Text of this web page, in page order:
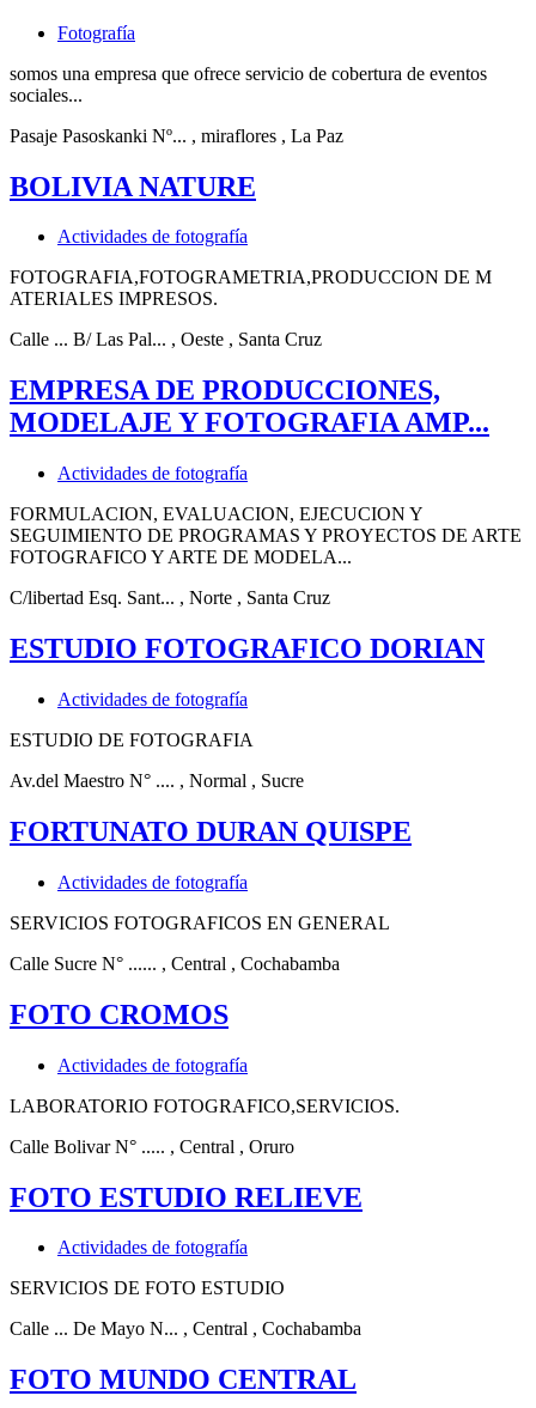
Fotografía
somos una empresa que ofrece servicio de cobertura de eventos
sociales...
Pasaje Pasoskanki Nº... , miraflores , La Paz
BOLIVIA NATURE
Actividades de fotografía
FOTOGRAFIA,FOTOGRAMETRIA,PRODUCCION DE M
ATERIALES IMPRESOS.
Calle ... B/ Las Pal... , Oeste , Santa Cruz
EMPRESA DE PRODUCCIONES,
MODELAJE Y FOTOGRAFIA AMP...
Actividades de fotografía
FORMULACION, EVALUACION, EJECUCION Y
SEGUIMIENTO DE PROGRAMAS Y PROYECTOS DE ARTE
FOTOGRAFICO Y ARTE DE MODELA...
C/libertad Esq. Sant... , Norte , Santa Cruz
ESTUDIO FOTOGRAFICO DORIAN
Actividades de fotografía
ESTUDIO DE FOTOGRAFIA
Av.del Maestro N° .... , Normal , Sucre
FORTUNATO DURAN QUISPE
Actividades de fotografía
SERVICIOS FOTOGRAFICOS EN GENERAL
Calle Sucre N° ...... , Central , Cochabamba
FOTO CROMOS
Actividades de fotografía
LABORATORIO FOTOGRAFICO,SERVICIOS.
Calle Bolivar N° ..... , Central , Oruro
FOTO ESTUDIO RELIEVE
Actividades de fotografía
SERVICIOS DE FOTO ESTUDIO
Calle ... De Mayo N... , Central , Cochabamba
FOTO MUNDO CENTRAL